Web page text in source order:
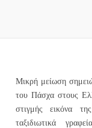
Μικρή μείωση
του Πάσχα στους
στιγμής εικόνα
ταξιδιωτικά